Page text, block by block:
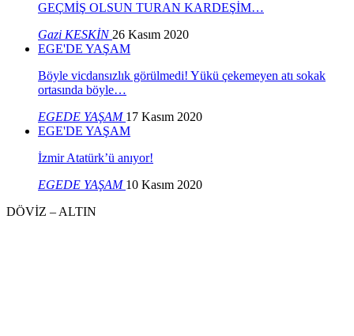
GEÇMİŞ OLSUN TURAN KARDEŞİM…
Gazi KESKİN 26 Kasım 2020
EGE'DE YAŞAM
Böyle vicdansızlık görülmedi! Yükü çekemeyen atı sokak
ortasında böyle…
EGEDE YAŞAM 17 Kasım 2020
EGE'DE YAŞAM
İzmir Atatürk’ü anıyor!
EGEDE YAŞAM 10 Kasım 2020
DÖVİZ – ALTIN